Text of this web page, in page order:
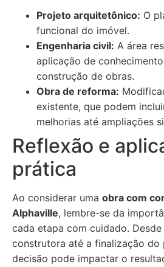
Projeto arquitetônico: O
funcional do imóvel.
Engenharia civil: A área
aplicação de
construção de obras.
Obra de reforma:
existente, que podem
melhorias até ampliações
Reflexão e
prática
Ao considerar uma obra com
Alphaville, lembre-se da
cada etapa com cuidado.
construtora até a finalização do
decisão pode impactar o